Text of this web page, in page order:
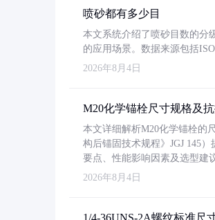
喷砂都有多少目
本文系统介绍了喷砂目数的分
的应用场景。数据来源包括
2026年8月4日
M20化学锚栓尺寸规格及
本文详细解析M20化学锚栓的
构后锚固技术规程》JGJ 145
要点、性能影响因素及选型建
2026年8月4日
1/4-36UNS-2A螺纹标准尺